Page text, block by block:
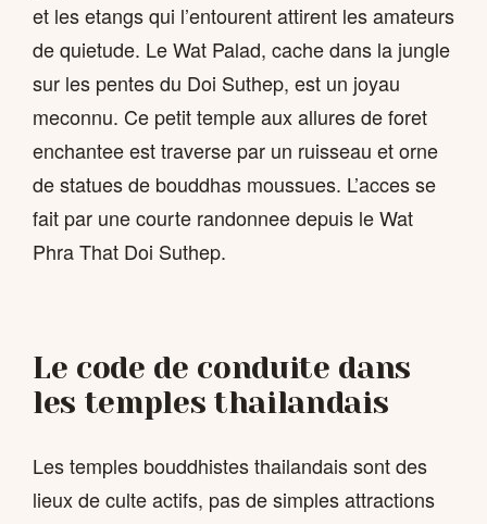
et les etangs qui l’entourent attirent les amateurs
de quietude. Le Wat Palad, cache dans la jungle
sur les pentes du Doi Suthep, est un joyau
meconnu. Ce petit temple aux allures de foret
enchantee est traverse par un ruisseau et orne
de statues de bouddhas moussues. L’acces se
fait par une courte randonnee depuis le Wat
Phra That Doi Suthep.
Le code de conduite dans
les temples thailandais
Les temples bouddhistes thailandais sont des
lieux de culte actifs, pas de simples attractions